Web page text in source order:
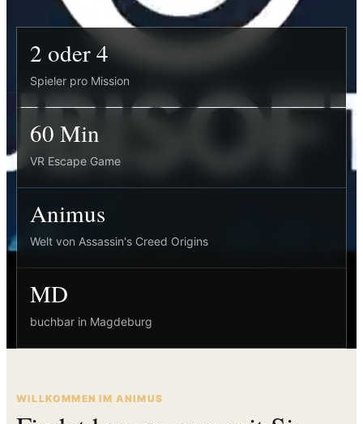
2 oder 4
Spieler pro Mission
60 Min
VR Escape Game
Animus
Welt von Assassin's Creed Origins
MD
buchbar in Magdeburg
WILLKOMMEN IM ANIMUS